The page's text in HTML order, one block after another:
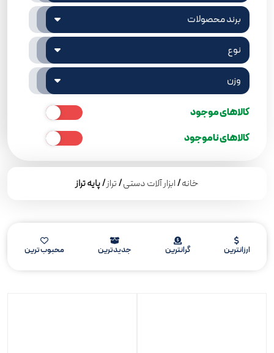
برند محصولات
نوع
وزن
کالاهای موجود
کالاهای ناموجود
خانه/ابزار آلات دستی/تراز/ پایه تراز
ارزانترین گرانترین جدیدترین محبوب ترین